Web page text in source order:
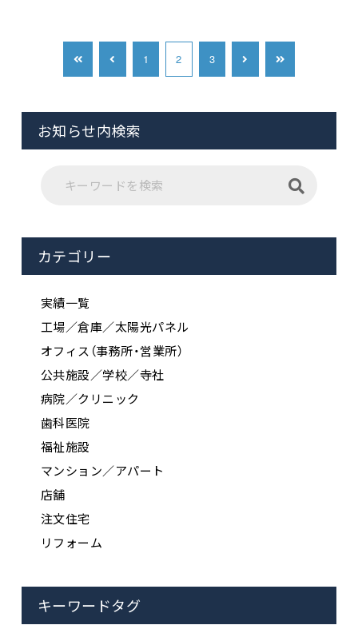
1 2 3
お知らせ内検索
カテゴリー
実績一覧
工場／倉庫／太陽光パネル
オフィス（事務所・営業所）
公共施設／学校／寺社
病院／クリニック
歯科医院
福祉施設
マンション／アパート
店舗
注文住宅
リフォーム
キーワードタグ